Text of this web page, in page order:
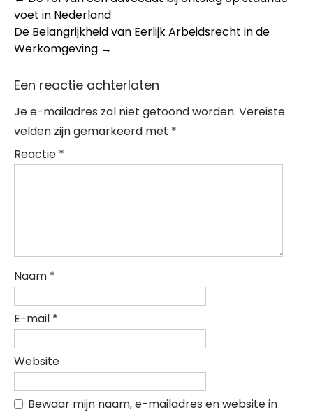
navigation
voet in Nederland
De Belangrijkheid van Eerlijk Arbeidsrecht in de
Werkomgeving →
Een reactie achterlaten
Je e-mailadres zal niet getoond worden. Vereiste
velden zijn gemarkeerd met *
Reactie *
Naam *
E-mail *
Website
Bewaar mijn naam, e-mailadres en website in